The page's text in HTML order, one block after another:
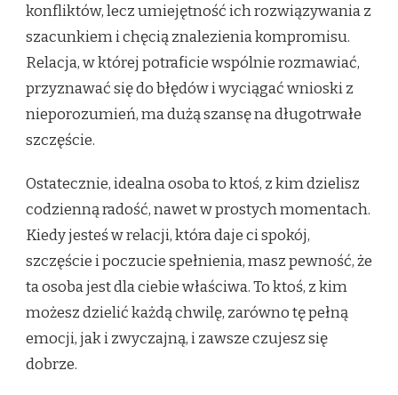
konfliktów, lecz umiejętność ich rozwiązywania z
szacunkiem i chęcią znalezienia kompromisu.
Relacja, w której potraficie wspólnie rozmawiać,
przyznawać się do błędów i wyciągać wnioski z
nieporozumień, ma dużą szansę na długotrwałe
szczęście.
Ostatecznie, idealna osoba to ktoś, z kim dzielisz
codzienną radość, nawet w prostych momentach.
Kiedy jesteś w relacji, która daje ci spokój,
szczęście i poczucie spełnienia, masz pewność, że
ta osoba jest dla ciebie właściwa. To ktoś, z kim
możesz dzielić każdą chwilę, zarówno tę pełną
emocji, jak i zwyczajną, i zawsze czujesz się
dobrze.